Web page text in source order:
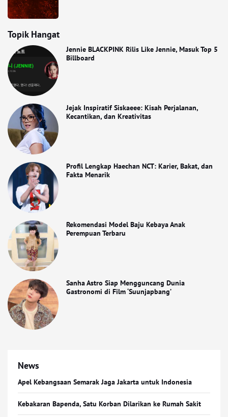
Topik Hangat
Jennie BLACKPINK Rilis Like Jennie, Masuk Top 5
Billboard
Jejak Inspiratif Siskaeee: Kisah Perjalanan,
Kecantikan, dan Kreativitas
Profil Lengkap Haechan NCT: Karier, Bakat, dan
Fakta Menarik
Rekomendasi Model Baju Kebaya Anak
Perempuan Terbaru
Sanha Astro Siap Mengguncang Dunia
Gastronomi di Film ‘Suunjapbang’
News
Apel Kebangsaan Semarak Jaga Jakarta untuk Indonesia
Kebakaran Bapenda, Satu Korban Dilarikan ke Rumah Sakit